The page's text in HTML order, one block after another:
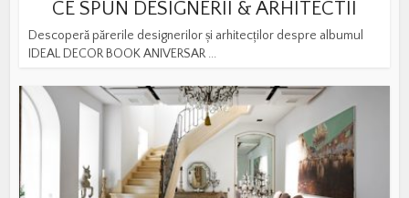
CE SPUN DESIGNERII & ARHITECTII
Descoperă părerile designerilor și arhitecților despre albumul
IDEAL DECOR BOOK ANIVERSAR ...